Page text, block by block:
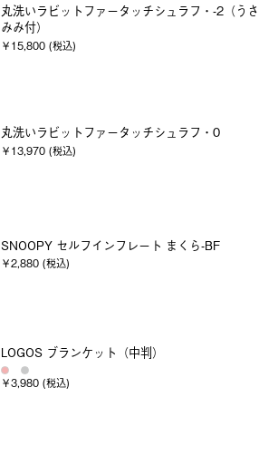
丸洗いラビットファータッチシュラフ・-2（うさ
みみ付）
￥15,800 (税込)
丸洗いラビットファータッチシュラフ・0
￥13,970 (税込)
SNOOPY セルフインフレート まくら-BF
￥2,880 (税込)
LOGOS ブランケット（中判）
￥3,980 (税込)